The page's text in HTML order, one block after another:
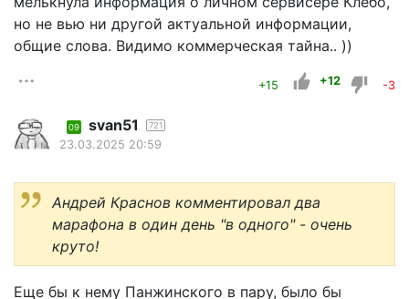
но не вью ни другой актуальной информации,
общие слова. Видимо коммерческая тайна.. ))
+15 +12 -3
09 svan51 721
23.03.2025 20:59
Андрей Краснов комментировал два
марафона в один день "в одного" - очень
круто!
Еще бы к нему Панжинского в пару, было бы